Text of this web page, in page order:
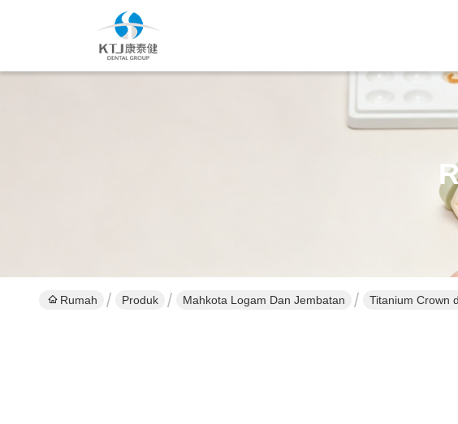
Rumah Produk Mahkota Logam Dan Jembatan Titanium Crown